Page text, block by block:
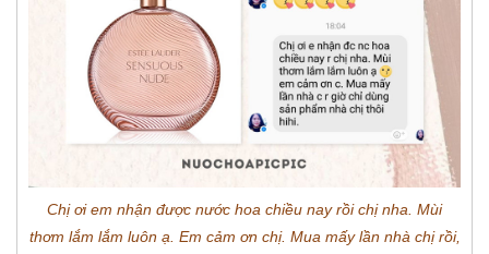
Chị ơi em nhận được nước hoa chiều nay rồi chị nha. Mùi
thơm lắm lắm luôn ạ. Em cảm ơn chị. Mua mấy lần nhà chị rồi,